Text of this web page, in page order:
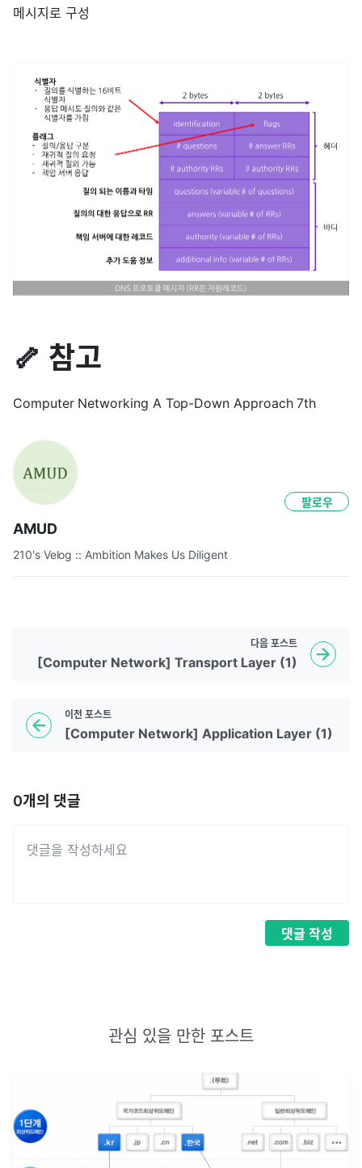
메시지로 구성
🦴 참고
Computer Networking A Top-Down Approach 7th
AMUD
210's Velog :: Ambition Makes Us Diligent
팔로우
이전 포스트
[Computer Network] Application Layer (1)
다음 포스트
[Computer Network] Transport Layer (1)
0개의 댓글
댓글 작성
관심 있을 만한 포스트